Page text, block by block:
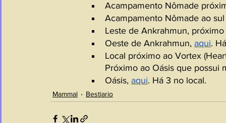
Acampamento Nômade
Acampamento Nômade ao
Leste de Ankrahmun,
Oeste de Ankrahmun, aqui.
Local próximo ao Vortex
Próximo ao Oásis que possui
Oásis, aqui. Há 3 no local.
Mammal Bestiario